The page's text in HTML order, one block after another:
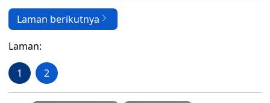
Laman berikutnya
Laman:
1 2